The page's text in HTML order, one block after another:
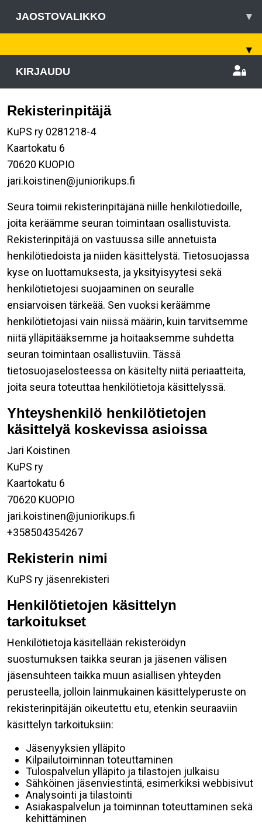
JAOSTOVALIKKO ▾
▾
KIRJAUDU
Rekisterinpitäjä
KuPS ry 0281218-4
Kaartokatu 6
70620 KUOPIO
jari.koistinen@juniorikups.fi
Seura toimii rekisterinpitäjänä niille henkilötiedoille,
joita keräämme seuran toimintaan osallistuvista.
Rekisterinpitäjä on vastuussa sille annetuista
henkilötiedoista ja niiden käsittelystä. Tietosuojassa
kyse on luottamuksesta, ja yksityisyytesi sekä
henkilötietojesi suojaaminen on seuralle
ensiarvoisen tärkeää. Sen vuoksi keräämme
henkilötietojasi vain niissä määrin, kuin tarvitsemme
niitä ylläpitääksemme ja hoitaaksemme suhdetta
seuran toimintaan osallistuviin. Tässä
tietosuojaselosteessa on käsitelty niitä periaatteita,
joita seura toteuttaa henkilötietoja käsittelyssä.
Yhteyshenkilö henkilötietojen
käsittelyä koskevissa asioissa
Jari Koistinen
KuPS ry
Kaartokatu 6
70620 KUOPIO
jari.koistinen@juniorikups.fi
+358504354267
Rekisterin nimi
KuPS ry jäsenrekisteri
Henkilötietojen käsittelyn
tarkoitukset
Henkilötietoja käsitellään rekisteröidyn
suostumuksen taikka seuran ja jäsenen välisen
jäsensuhteen taikka muun asiallisen yhteyden
perusteella, jolloin lainmukainen käsittelyperuste on
rekisterinpitäjän oikeutettu etu, etenkin seuraaviin
käsittelyn tarkoituksiin:
Jäsenyyksien ylläpito
Kilpailutoiminnan toteuttaminen
Tulospalvelun ylläpito ja tilastojen julkaisu
Sähköinen jäsenviestintä, esimerkiksi webbisivut
Analysointi ja tilastointi
Asiakaspalvelun ja toiminnan toteuttaminen sekä
kehittäminen